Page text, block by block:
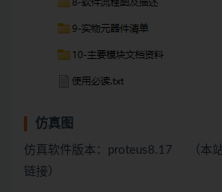
仿真图
仿真软件版本：proteus8.17 （本
链接）